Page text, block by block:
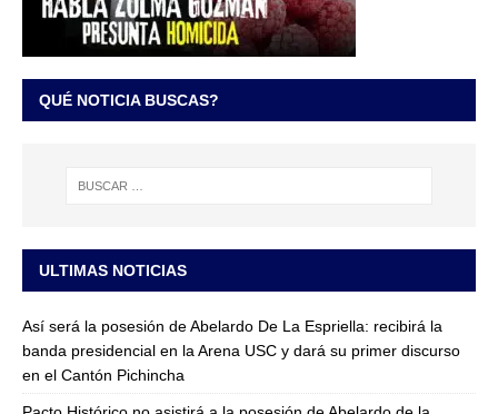
QUÉ NOTICIA BUSCAS?
ULTIMAS NOTICIAS
Así será la posesión de Abelardo De La Espriella: recibirá la
banda presidencial en la Arena USC y dará su primer discurso
en el Cantón Pichincha